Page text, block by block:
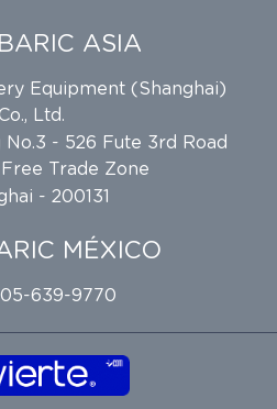
ASIA
Equipment (Shanghai)
Ltd.
No.3 - 526 Fute 3rd Road
Trade Zone
- 200131
MÉXICO
639-9770